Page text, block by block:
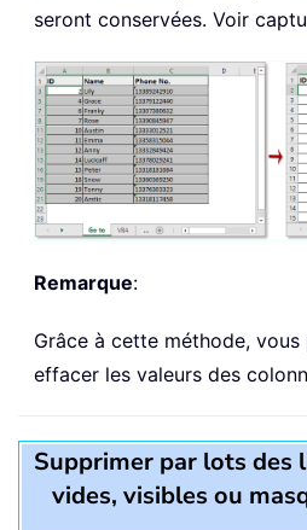
seront conservées. Voir
Remarque:
Grâce à cette méthode,
effacer les valeurs des
Supprimer par lots des
vides, visibles ou